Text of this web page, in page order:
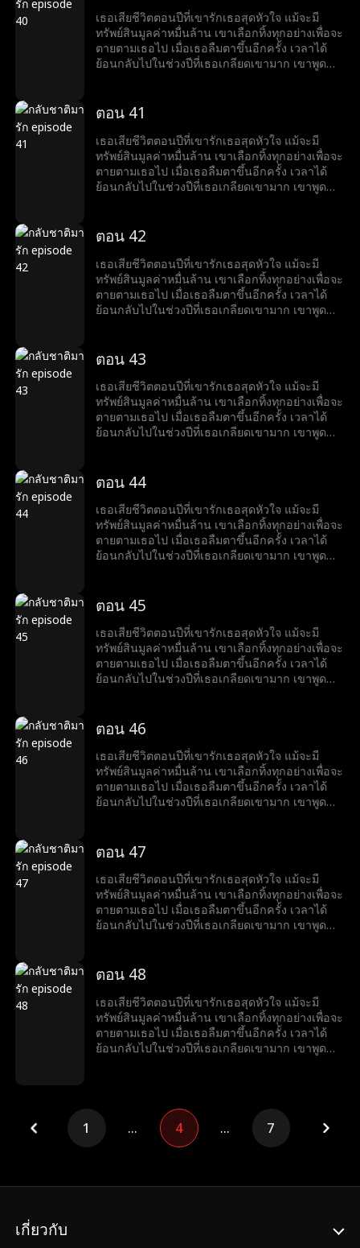
เธอเสียชีวิตตอนปีที่เขารักเธอสุดหัวใจ แม้จะมี
ทรัพย์สินมูลค่าหมื่นล้าน เขาเลือกทิ้งทุกอย่างเพื่อจะ
ตายตามเธอไป เมื่อเธอลืมตาขึ้นอีกครั้ง เวลาได้
ย้อนกลับไปในช่วงปีที่เธอเกลียดเขามาก เขาพูด
ตอน 41
เธอเสียชีวิตตอนปีที่เขารักเธอสุดหัวใจ แม้จะมี
ทรัพย์สินมูลค่าหมื่นล้าน เขาเลือกทิ้งทุกอย่างเพื่อจะ
ตายตามเธอไป เมื่อเธอลืมตาขึ้นอีกครั้ง เวลาได้
ย้อนกลับไปในช่วงปีที่เธอเกลียดเขามาก เขาพูด
ตอน 42
เธอเสียชีวิตตอนปีที่เขารักเธอสุดหัวใจ แม้จะมี
ทรัพย์สินมูลค่าหมื่นล้าน เขาเลือกทิ้งทุกอย่างเพื่อจะ
ตายตามเธอไป เมื่อเธอลืมตาขึ้นอีกครั้ง เวลาได้
ย้อนกลับไปในช่วงปีที่เธอเกลียดเขามาก เขาพูด
ตอน 43
เธอเสียชีวิตตอนปีที่เขารักเธอสุดหัวใจ แม้จะมี
ทรัพย์สินมูลค่าหมื่นล้าน เขาเลือกทิ้งทุกอย่างเพื่อจะ
ตายตามเธอไป เมื่อเธอลืมตาขึ้นอีกครั้ง เวลาได้
ย้อนกลับไปในช่วงปีที่เธอเกลียดเขามาก เขาพูด
ตอน 44
เธอเสียชีวิตตอนปีที่เขารักเธอสุดหัวใจ แม้จะมี
ทรัพย์สินมูลค่าหมื่นล้าน เขาเลือกทิ้งทุกอย่างเพื่อจะ
ตายตามเธอไป เมื่อเธอลืมตาขึ้นอีกครั้ง เวลาได้
ย้อนกลับไปในช่วงปีที่เธอเกลียดเขามาก เขาพูด
ตอน 45
เธอเสียชีวิตตอนปีที่เขารักเธอสุดหัวใจ แม้จะมี
ทรัพย์สินมูลค่าหมื่นล้าน เขาเลือกทิ้งทุกอย่างเพื่อจะ
ตายตามเธอไป เมื่อเธอลืมตาขึ้นอีกครั้ง เวลาได้
ย้อนกลับไปในช่วงปีที่เธอเกลียดเขามาก เขาพูด
ตอน 46
เธอเสียชีวิตตอนปีที่เขารักเธอสุดหัวใจ แม้จะมี
ทรัพย์สินมูลค่าหมื่นล้าน เขาเลือกทิ้งทุกอย่างเพื่อจะ
ตายตามเธอไป เมื่อเธอลืมตาขึ้นอีกครั้ง เวลาได้
ย้อนกลับไปในช่วงปีที่เธอเกลียดเขามาก เขาพูด
ตอน 47
เธอเสียชีวิตตอนปีที่เขารักเธอสุดหัวใจ แม้จะมี
ทรัพย์สินมูลค่าหมื่นล้าน เขาเลือกทิ้งทุกอย่างเพื่อจะ
ตายตามเธอไป เมื่อเธอลืมตาขึ้นอีกครั้ง เวลาได้
ย้อนกลับไปในช่วงปีที่เธอเกลียดเขามาก เขาพูด
ตอน 48
เธอเสียชีวิตตอนปีที่เขารักเธอสุดหัวใจ แม้จะมี
ทรัพย์สินมูลค่าหมื่นล้าน เขาเลือกทิ้งทุกอย่างเพื่อจะ
ตายตามเธอไป เมื่อเธอลืมตาขึ้นอีกครั้ง เวลาได้
ย้อนกลับไปในช่วงปีที่เธอเกลียดเขามาก เขาพูด
1 ... 4 ... 7
เกี่ยวกับ